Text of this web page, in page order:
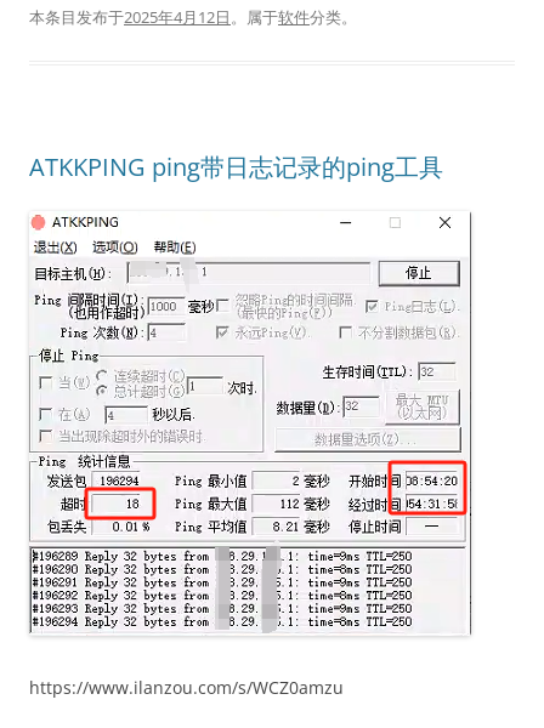
本条目发布于2025年4月12日。属于软件分类。
ATKKPING ping带日志记录的ping工具
https://www.ilanzou.com/s/WCZ0amzu